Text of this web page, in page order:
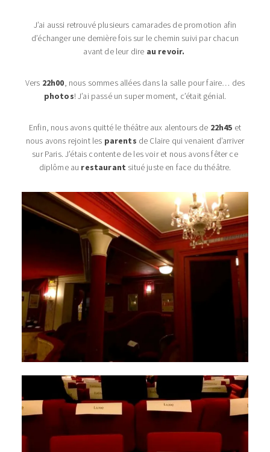
J’ai aussi retrouvé plusieurs camarades de promotion afin
d’échanger une dernière fois sur le chemin suivi par chacun
avant de leur dire au revoir.
Vers 22h00, nous sommes allées dans la salle pour faire… des
photos! J’ai passé un super moment, c’était génial.
Enfin, nous avons quitté le théâtre aux alentours de 22h45 et
nous avons rejoint les parents de Claire qui venaient d’arriver
sur Paris. J’étais contente de les voir et nous avons fêter ce
diplôme au restaurant situé juste en face du théâtre.